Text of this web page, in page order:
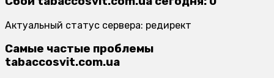
Актуальный статус сервера: редирект
Самые частые проблемы
tabaccosvit.com.ua